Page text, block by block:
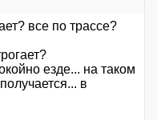
все по трассе?
езде... на таком
в